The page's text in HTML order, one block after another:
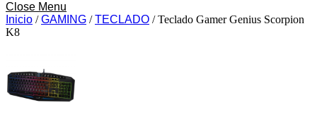
Close Menu
Menu
Inicio /GAMING /TECLADO / Teclado Gamer Genius Scorpion
K8